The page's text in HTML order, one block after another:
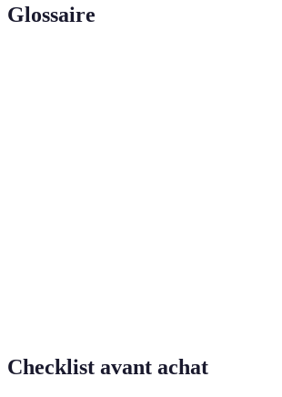
Glossaire
Checklist avant achat